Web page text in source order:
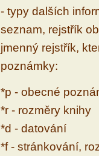
- typy dalších
seznam, rejstřík
jmenný rejstřík,
poznámky:
*p - obecné
*r - rozměry knihy
*d - datování
*f - stránkování,